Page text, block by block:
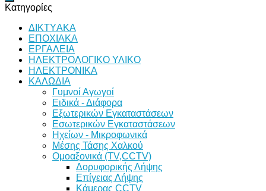
Κατηγορίες
ΔΙKTΥAKA
ΕΠΟΧΙΑΚΑ
ΕΡΓΑΛΕΙΑ
ΗΛΕΚΤΡΟΛΟΓΙΚΟ ΥΛΙΚΟ
ΗΛΕΚΤΡΟΝΙΚΑ
ΚΑΛΩΔΙΑ
Γυμνοί Αγωγοί
Ειδικά - Διάφορα
Εξωτερικών Εγκαταστάσεων
Εσωτερικών Εγκαταστάσεων
Ηχείων - Μικροφωνικά
Μέσης Τάσης Χαλκού
Ομοαξονικά (TV,CCTV)
Δορυφορικής Λήψης
Επίγειας Λήψης
Κάμερας CCTV